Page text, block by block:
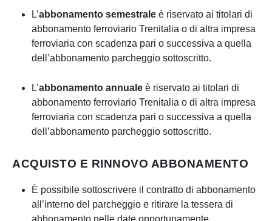
L’abbonamento semestrale è riservato ai titolari di
abbonamento ferroviario Trenitalia o di altra impresa
ferroviaria con scadenza pari o successiva a quella
dell’abbonamento parcheggio sottoscritto.
L’abbonamento annuale è riservato ai titolari di
abbonamento ferroviario Trenitalia o di altra impresa
ferroviaria con scadenza pari o successiva a quella
dell’abbonamento parcheggio sottoscritto.
ACQUISTO E RINNOVO ABBONAMENTO
È possibile sottoscrivere il contratto di abbonamento
all’interno del parcheggio e ritirare la tessera di
abbonamento nelle date opportunamente